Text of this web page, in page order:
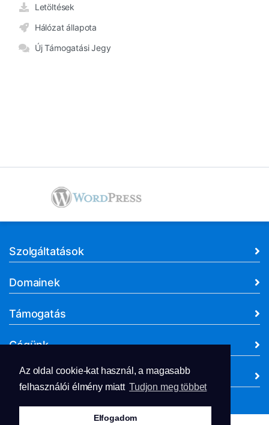
Az oldal cookie-kat használ, a magasabb
felhasználói élmény miatt Tudjon meg többet
Elfogadom
Letöltések
Hálózat állapota
Új Támogatási Jegy
Szolgáltatások
Domainek
Támogatás
Cégünk
Dokumentumok